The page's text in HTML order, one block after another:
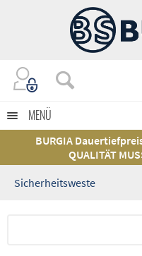
MENÜ
BURGIA
QUALITÄT
Sicherheitsweste